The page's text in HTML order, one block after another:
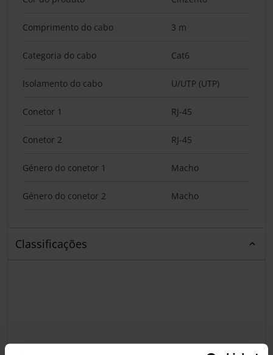
Comprimento do cabo 3 m
Categoria do cabo Cat6
Isolamento do cabo U/UTP (UTP)
Conetor 1 RJ-45
Conetor 2 RJ-45
Género do conetor 1 Macho
Género do conetor 2 Macho
Classificações